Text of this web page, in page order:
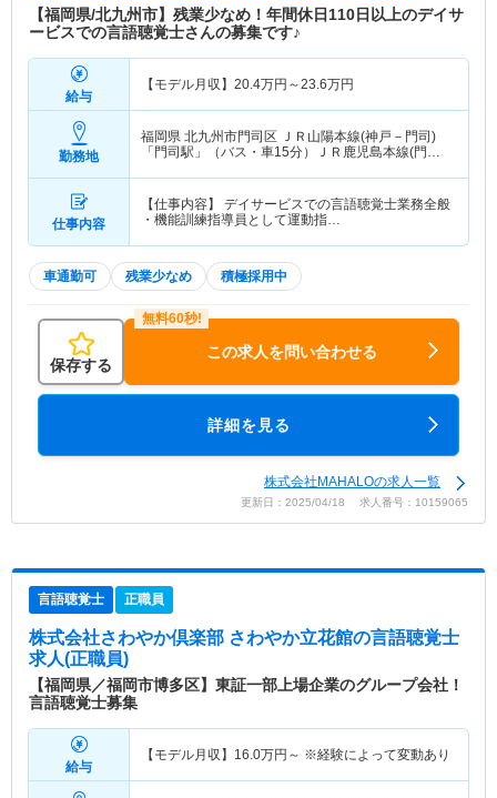
【福岡県/北九州市】残業少なめ！年間休日110日以上のデイサ
ービスでの言語聴覚士さんの募集です♪
給与
【モデル月収】 20.4万円～23.6万円
勤務地
福岡県 北九州市門司区 ＪＲ山陽本線(神戸－門司)
「門司駅」（バス・車15分）ＪＲ鹿児島本線(門司
仕事内容
【仕事内容】 デイサービスでの言語聴覚士業務全般
・機能訓練指導員として運動指…
車通勤可 残業少なめ 積極採用中
保存する
この求人を問い合わせる
詳細を見る
株式会社MAHALOの求人一覧
更新日：2025/04/18 求人番号：10159065
言語聴覚士 正職員
株式会社さわやか倶楽部 さわやか立花館の言語聴覚士
求人(正職員)
【福岡県／福岡市博多区】東証一部上場企業のグループ会社！
言語聴覚士募集
給与
【モデル月収】 16.0万円～ ※経験によって変動あり